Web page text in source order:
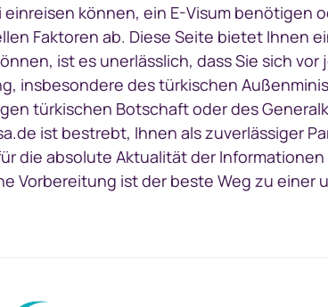
einreisen können, ein E-Visum benötigen
Faktoren ab. Diese Seite bietet Ihnen
ist es unerlässlich, dass Sie sich
insbesondere des türkischen
türkischen Botschaft oder des
ist bestrebt, Ihnen als zuverlässiger
die absolute Aktualität der
Vorbereitung ist der beste Weg zu einer